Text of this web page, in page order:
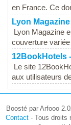
en France. Ce
Lyon Magazine
Lyon Magazine
couverture
12BookHotels
Le site
aux utilisateurs
Boosté par Arfooo
Contact- Tous droits